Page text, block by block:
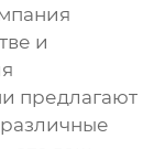
и
предлагают